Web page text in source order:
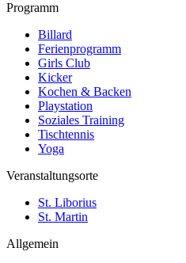
Programm
Billard
Ferienprogramm
Girls Club
Kicker
Kochen & Backen
Playstation
Soziales Training
Tischtennis
Yoga
Veranstaltungsorte
St. Liborius
St. Martin
Allgemein